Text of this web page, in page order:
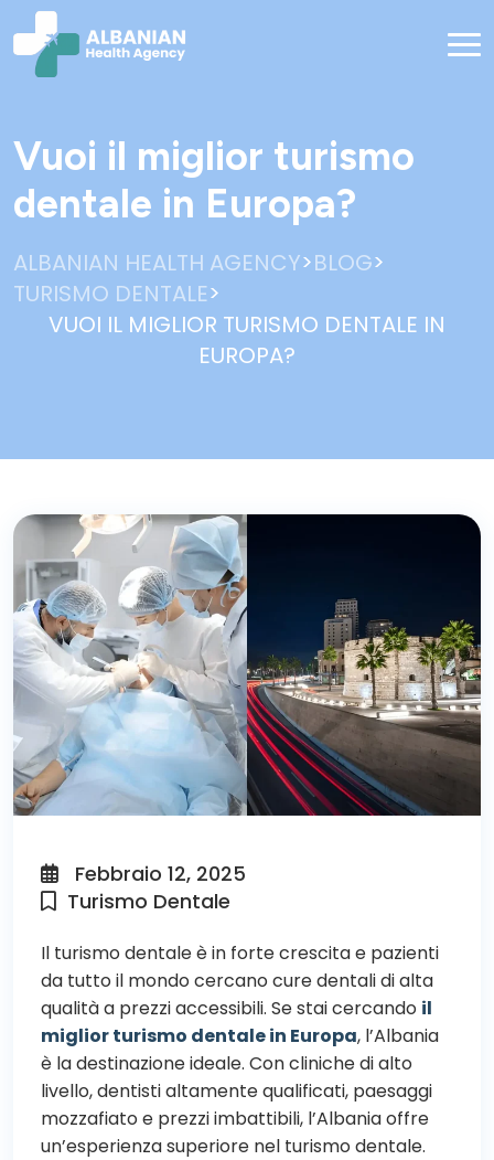
Vuoi il miglior turismo
dentale in Europa?
ALBANIAN HEALTH AGENCY>BLOG>
TURISMO DENTALE>
VUOI IL MIGLIOR TURISMO DENTALE IN
EUROPA?
Febbraio 12, 2025
Turismo Dentale
Il turismo dentaleè in forte crescita e pazienti
da tutto il mondo cercano cure dentali di alta
qualità a prezzi accessibili. Se stai cercando il
miglior turismo dentale in Europa, l’Albania
è la destinazione ideale. Con cliniche di alto
livello, dentisti altamente qualificati, paesaggi
mozzafiato e prezzi imbattibili, l’Albania offre
un’esperienza superiore nel turismo dentale.